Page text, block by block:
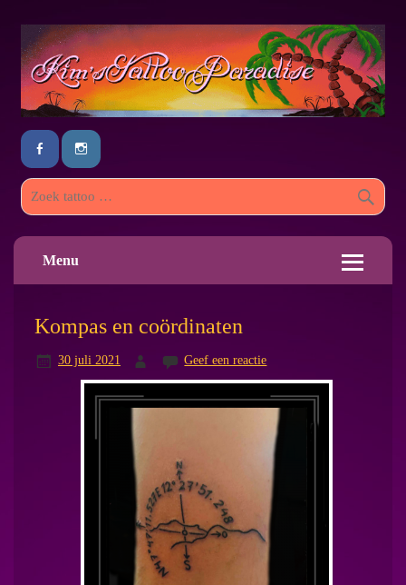
Menu
Kompas en coördinaten
30 juli 2021 Geef een reactie